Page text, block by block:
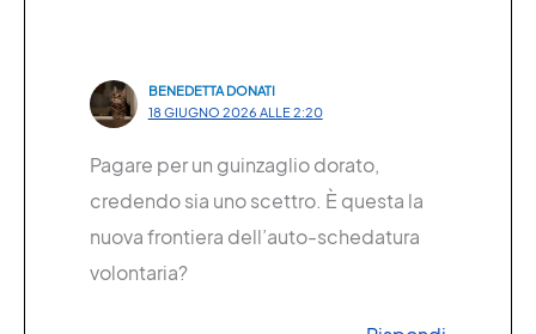
BENEDETTA DONATI
18 GIUGNO 2026 ALLE 2:20
Pagare per un guinzaglio dorato,
credendo sia uno scettro. È questa la
nuova frontiera dell’auto-schedatura
volontaria?